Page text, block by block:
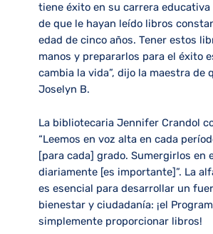
tiene éxito en su carrera educativa
de que le hayan leído libros
edad de cinco años. Tener estos
manos y prepararlos para el éxito
cambia la vida”, dijo la maestra de
Joselyn B.
La bibliotecaria Jennifer Crandol
“Leemos en voz alta en cada
[para cada] grado. Sumergirlos en
diariamente [es importante]”. La
es esencial para desarrollar un
bienestar y ciudadanía: ¡el
simplemente proporcionar libros!